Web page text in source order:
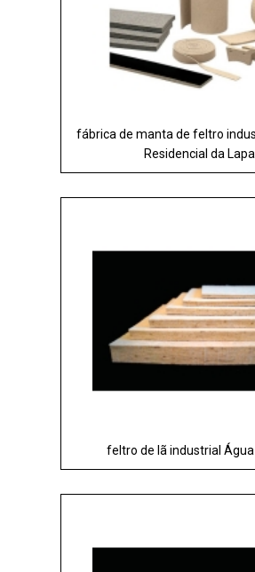
fábrica de manta de feltro
Residencial da Lapa
feltro de lã industrial